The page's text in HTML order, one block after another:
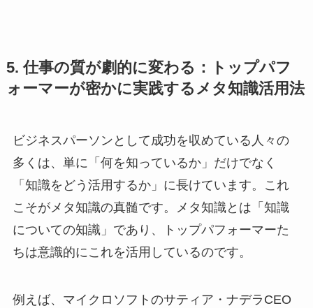
5. 仕事の質が劇的に変わる：トップパフ
ォーマーが密かに実践するメタ知識活用法
ビジネスパーソンとして成功を収めている人々の
多くは、単に「何を知っているか」だけでなく
「知識をどう活用するか」に長けています。これ
こそがメタ知識の真髄です。メタ知識とは「知識
についての知識」であり、トップパフォーマーた
ちは意識的にこれを活用しているのです。
例えば、マイクロソフトのサティア・ナデラCEO